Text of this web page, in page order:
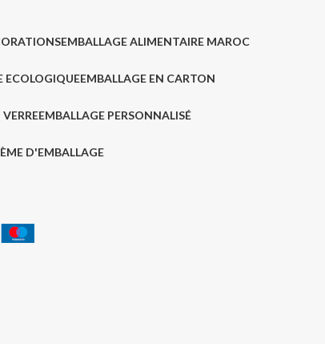
EMBALLAGE ALIMENTAIRE MAROC
ECOLOGIQUEEMBALLAGE EN CARTON
EMBALLAGE PERSONNALISÉ
D'EMBALLAGE